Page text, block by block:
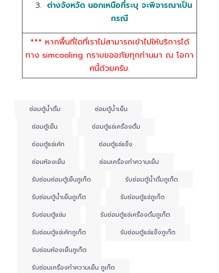
ต่างจังหวัด นอกเหนือที่ระบุ จะพิจารณาเป็น
กรณี
*** หากพื้นที่ใดที่เราไม่สามารถเข้าไปให้บริการได้
ทาง simcooling กราบขออภัยทุกท่านมา ณ โอกา
ศนี้ด้วยครับ.
ซ่อมตู้น้ำดื่ม
ซ่อมตู้น้ำเย็น
ซ่อมตู้เย็น
ซ่อมตู้แช่เครื่องดื่ม
ซ่อมตู้แช่เค้ก
ซ่อมตู้แช่แข็ง
ซ่อมห้องเย็น
ซ่อมเครื่องทำความเย็น
รับซ่อมซ่อมตู้เย็นภูเก็ต
รับซ่อมตู้น้ำดื่มภูเก็ต
รับซ่อมตู้น้ำเย็นภูเก็ต
รับซ่อมตู้แช่ภูเก็ต
รับซ่อมตู้แช่ม
รับซ่อมตู้แช่เครื่องดื่มภูเก็ต
รับซ่อมตู้แช่เค้กภูเก็ต
รับซ่อมตู้แช่แข็งภูเก็ต
รับซ่อมห้องเย็นภูเก็ต
รับซ่อมเครื่องทำความเย็น ภูเก็ต